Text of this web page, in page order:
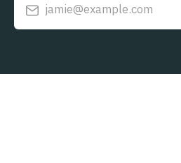
jamie@example.com